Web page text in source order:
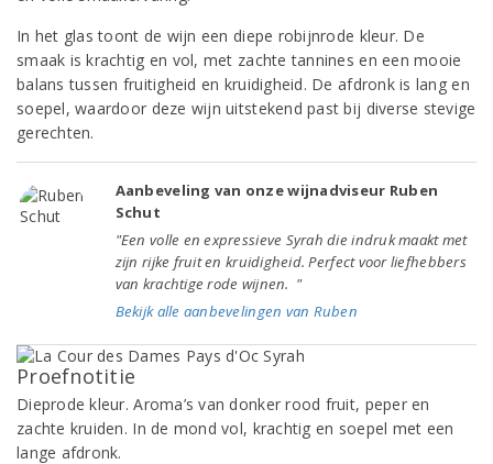
In het glas toont de wijn een diepe robijnrode kleur. De
smaak is krachtig en vol, met zachte tannines en een mooie
balans tussen fruitigheid en kruidigheid. De afdronk is lang en
soepel, waardoor deze wijn uitstekend past bij diverse stevige
gerechten.
Aanbeveling van onze wijnadviseur Ruben
Schut
"Een volle en expressieve Syrah die indruk maakt met
zijn rijke fruit en kruidigheid. Perfect voor liefhebbers
van krachtige rode wijnen. "
Bekijk alle aanbevelingen van Ruben
Proefnotitie
Dieprode kleur. Aroma’s van donker rood fruit, peper en
zachte kruiden. In de mond vol, krachtig en soepel met een
lange afdronk.